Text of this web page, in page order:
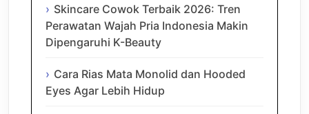
Skincare Cowok Terbaik 2026: Tren
Perawatan Wajah Pria Indonesia Makin
Dipengaruhi K-Beauty
Cara Rias Mata Monolid dan Hooded
Eyes Agar Lebih Hidup